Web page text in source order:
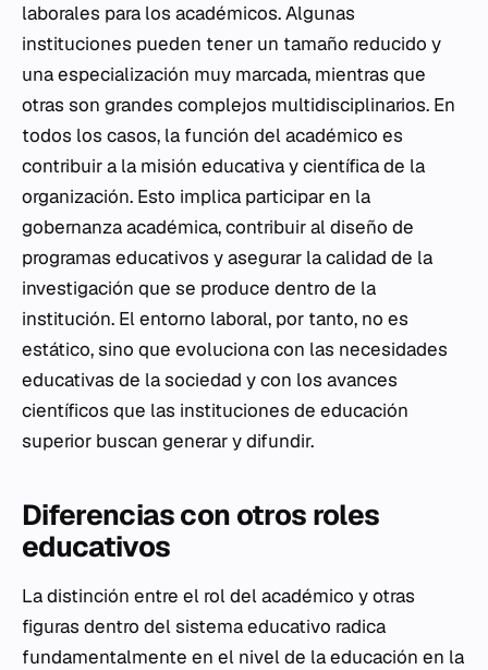
laborales para los académicos. Algunas
instituciones pueden tener un tamaño reducido y
una especialización muy marcada, mientras que
otras son grandes complejos multidisciplinarios. En
todos los casos, la función del académico es
contribuir a la misión educativa y científica de la
organización. Esto implica participar en la
gobernanza académica, contribuir al diseño de
programas educativos y asegurar la calidad de la
investigación que se produce dentro de la
institución. El entorno laboral, por tanto, no es
estático, sino que evoluciona con las necesidades
educativas de la sociedad y con los avances
científicos que las instituciones de educación
superior buscan generar y difundir.
Diferencias con otros roles
educativos
La distinción entre el rol del académico y otras
figuras dentro del sistema educativo radica
fundamentalmente en el nivel de la educación en la